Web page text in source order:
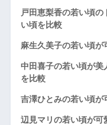
戸田恵梨香の若い頃
い頃を比較
麻生久美子の若い頃
中田喜子の若い頃が美
を比較
吉澤ひとみの若い頃が
辺見マリの若い頃が可